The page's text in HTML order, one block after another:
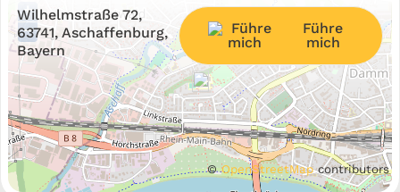
+
−
©OpenStreetMapcontributors
Wilhelmstraße 72,
63741, Aschaffenburg,
Bayern
Führe
mich